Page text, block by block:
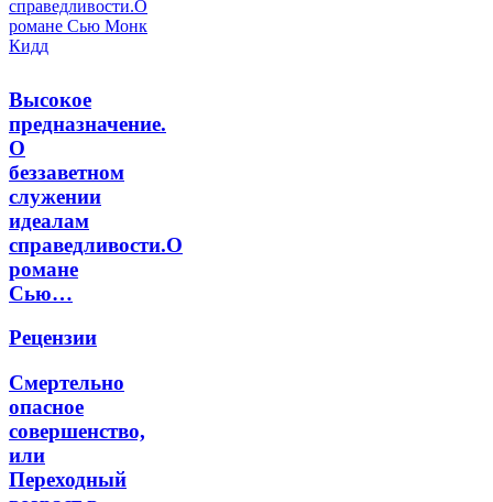
Высокое
предназначение.
О
беззаветном
служении
идеалам
справедливости.О
романе
Сью…
Рецензии
Смертельно
опасное
совершенство,
или
Переходный